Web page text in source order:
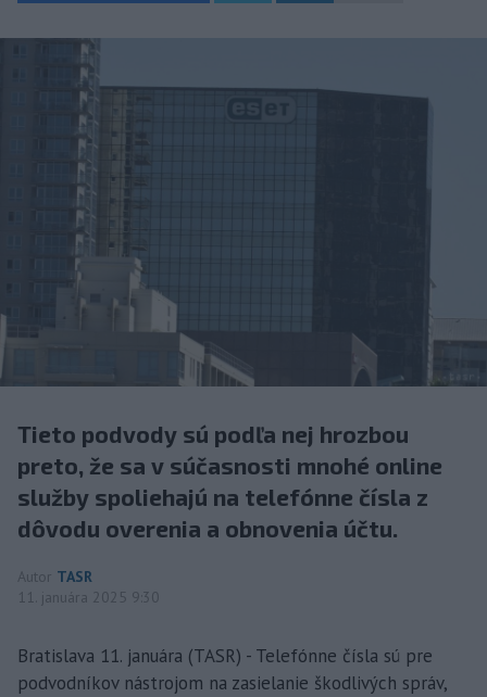
Tieto podvody sú podľa nej hrozbou
preto, že sa v súčasnosti mnohé online
služby spoliehajú na telefónne čísla z
dôvodu overenia a obnovenia účtu.
Autor TASR
11. januára 2025 9:30
Bratislava 11. januára (TASR) - Telefónne čísla sú pre
podvodníkov nástrojom na zasielanie škodlivých správ,